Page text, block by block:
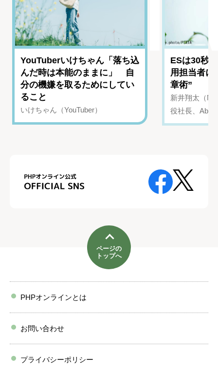
YouTuberいけちゃん「落ち込
んだ時は本能のままに」 自
分の機嫌を取るためにしてい
ること
いけちゃん（YouTuber）
ESは30秒
用担当者に
章術”
新井翔太（
役社長、
ページの
トップへ
PHPオンラインとは
お問い合わせ
プライバシーポリシー